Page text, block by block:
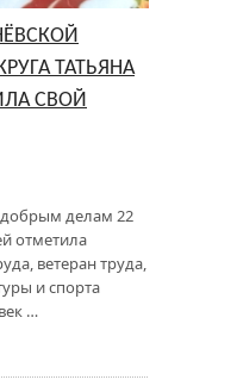
ТАТЬЯНА
СВОЙ
добрым делам 22
отметила
ветеран труда,
и спорта
…